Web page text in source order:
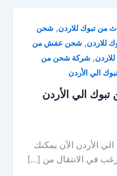
من تبوك للاردن,شحن
للاردن,شحن عفش من
,شركة شحن من
الي الأردن
الي الأردن
الأردن الآن يمكنك
في الانتقال من […]